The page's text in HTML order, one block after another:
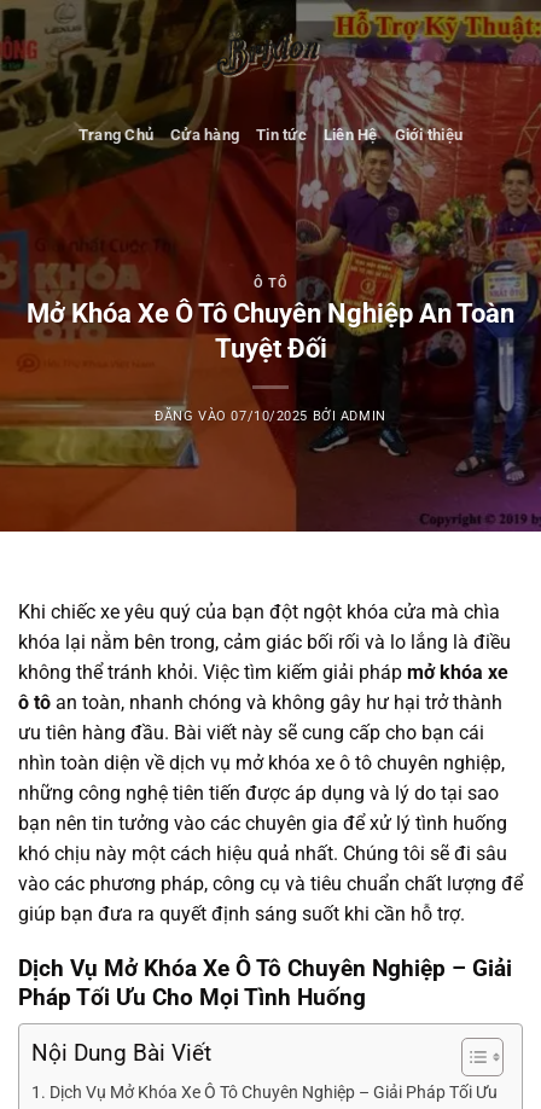
Bỏ
qua
nội
dung
Trang Chủ Cửa hàng Tin tức Liên Hệ Giới thiệu
Ô TÔ
Mở Khóa Xe Ô Tô Chuyên Nghiệp An Toàn
Tuyệt Đối
ĐĂNG VÀO07/10/2025 BỞI ADMIN
Khi chiếc xe yêu quý của bạn đột ngột khóa cửa mà chìa
khóa lại nằm bên trong, cảm giác bối rối và lo lắng là điều
không thể tránh khỏi. Việc tìm kiếm giải pháp mở khóa xe
ô tô an toàn, nhanh chóng và không gây hư hại trở thành
ưu tiên hàng đầu. Bài viết này sẽ cung cấp cho bạn cái
nhìn toàn diện về dịch vụ mở khóa xe ô tô chuyên nghiệp,
những công nghệ tiên tiến được áp dụng và lý do tại sao
bạn nên tin tưởng vào các chuyên gia để xử lý tình huống
khó chịu này một cách hiệu quả nhất. Chúng tôi sẽ đi sâu
vào các phương pháp, công cụ và tiêu chuẩn chất lượng để
giúp bạn đưa ra quyết định sáng suốt khi cần hỗ trợ.
Dịch Vụ Mở Khóa Xe Ô Tô Chuyên Nghiệp – Giải
Pháp Tối Ưu Cho Mọi Tình Huống
Nội Dung Bài Viết
Dịch Vụ Mở Khóa Xe Ô Tô Chuyên Nghiệp – Giải Pháp Tối Ưu